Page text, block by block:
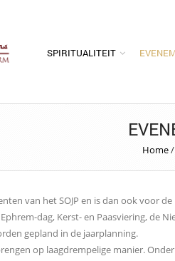
SPIRITUALITEIT
Home/
van het SOJP en is dan ook voor
dag, Kerst- en Paasviering, de
gepland in de jaarplanning.
op laagdrempelige manier.